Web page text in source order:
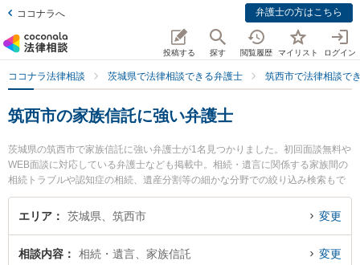
ココナラへ 弁護士の方はこちら
投稿する 探す 閲覧履歴 マイリスト ログイン
ココナラ法律相談 茨城県で法律相談できる弁護士 筑西市で法律相談で
筑西市の家族信託に強い弁護士
茨城県の筑西市で家族信託に強い弁護士が1名見つかりました。初回面談無料や
WEB面談に対応している弁護士なども掲載中。相続・遺言に関係する家族間の
相続トラブルや認知症の相続、遺産分割等の細かな分野での絞り込み検索もで
き便利です。特に古田土法律事務所の古田土 和人弁護士のプロフィール情報や
弁護士費用、強みなどが注目されています。『筑西市で土日や夜間に発生した
相談できる筑西市内の弁護士に相談予約したい』などでお困りの相談者さんに
エリア 茨城県、筑西市 変更
相談内容 相続・遺言、家族信託 変更